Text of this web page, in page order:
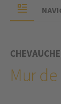
Mur